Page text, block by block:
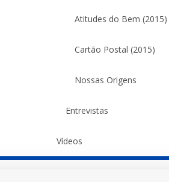
Atitudes do Bem (2015)
Cartão Postal (2015)
Nossas Origens
Entrevistas
Vídeos